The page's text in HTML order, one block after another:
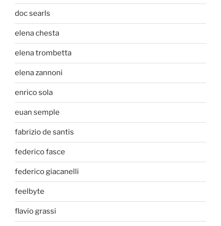
doc searls
elena chesta
elena trombetta
elena zannoni
enrico sola
euan semple
fabrizio de santis
federico fasce
federico giacanelli
feelbyte
flavio grassi